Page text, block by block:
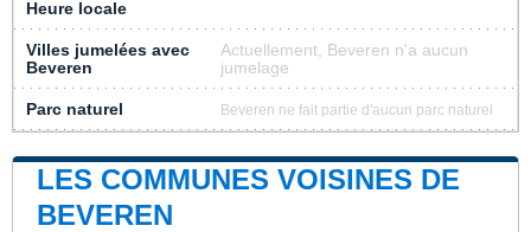
Heure locale
Villes jumelées avec
Beveren
Actuellement, Beveren n'a aucun
jumelage
Parc naturel Beveren ne fait partie d'aucun parc naturel
LES COMMUNES VOISINES DE
BEVEREN